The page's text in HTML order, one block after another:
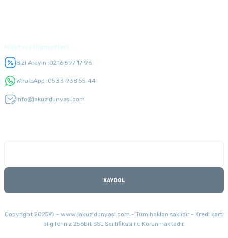
Bizi Arayın :0216 597 17 96
WhatsApp :0533 938 55 44
info@jakuzidunyasi.com
KAYDOL
Copyright 2025© - www.jakuzidunyasi.com - Tüm hakları saklıdır - Kredi kartı
bilgileriniz 256bit SSL Sertifikası ile Korunmaktadır.